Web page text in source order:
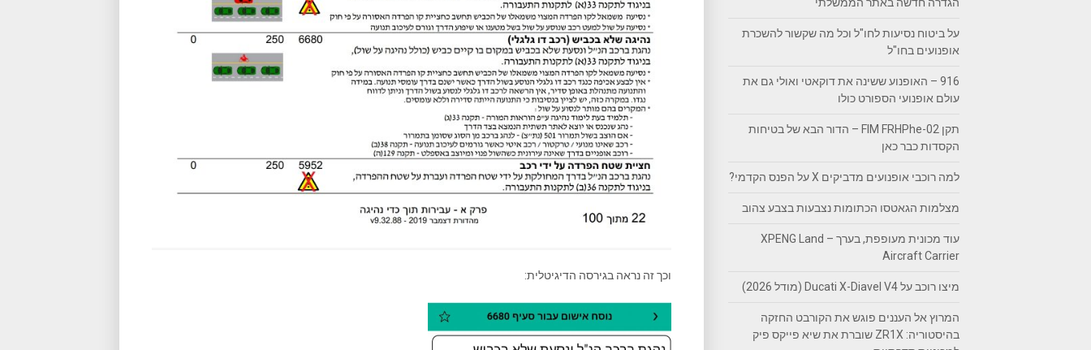
וכך זה נראה בגירסה הדיגיטלית:
על ביטוח נסיעות לחו"ל וכל מה שקשור להשכרת
אופנועים בחו"ל
916 – האופנוע ששינה את דוקאטי ואולי גם את
עולם אופנועי הספורט כולו
תקן FIM FRHPhe-02 – הדור הבא של בטיחות
הקסדות כבר כאן
למה רוכבי אופנועים מדביקים X על הפנס הקדמי?
מצלמות הגאטסו הכתומות נצבעות בצבע צהוב
עוד מכונית מעופפת, בערך – XPENG Land
Aircraft Carrier
מיצו רוכב על Ducati X-Diavel V4 (מודל 2026)
המרוץ אל העננים פוגש את הקורבט החזקה
בהיסטוריה: ZR1X שוברת את שיא פייקס פיק